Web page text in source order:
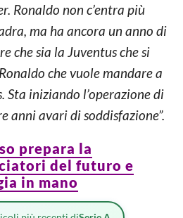
Ronaldo non c’entra più
ma ha ancora un anno di
che sia la Juventus che si
che vuole mandare a
Sta iniziando l’operazione di
anni avari di soddisfazione”.
prepara la
del futuro e
in mano